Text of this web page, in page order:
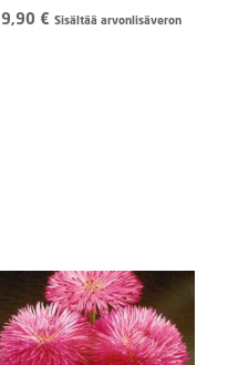
9,90 € Sisältää arvonlisäveron